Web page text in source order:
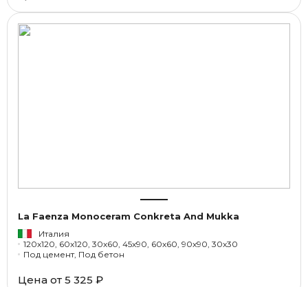
La Faenza Monoceram Conkreta And Mukka
Италия
120x120, 60x120, 30x60, 45x90, 60x60, 90x90, 30x30
Под цемент, Под бетон
Цена от 5 325 ₽